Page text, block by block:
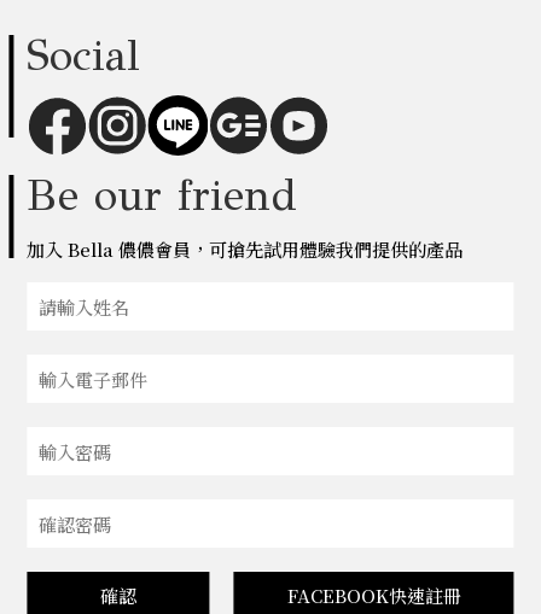
Social
Be our friend
加入 Bella 儂儂會員，可搶先試用體驗我們提供的產品
確認 FACEBOOK快速註冊